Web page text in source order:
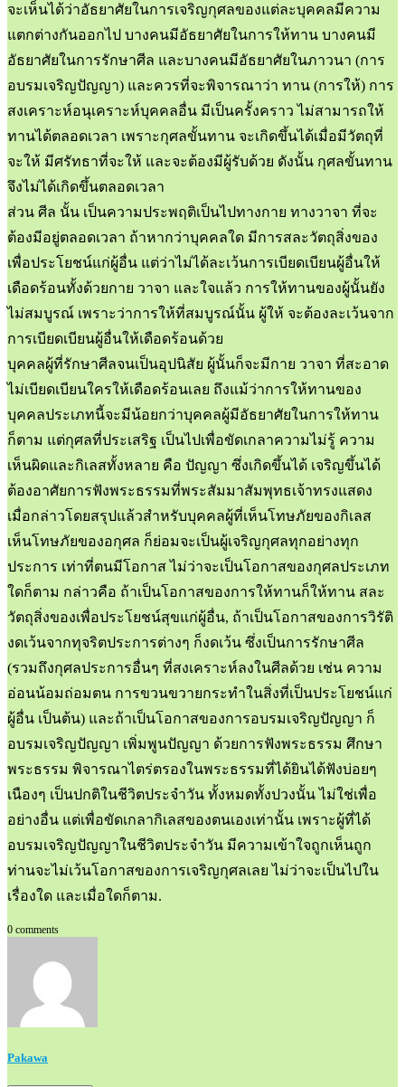
จะเห็นได้ว่าอัธยาศัยในการเจริญกุศลของแต่ละบุคคลมีความ
แตกต่างกันออกไป บางคนมีอัธยาศัยในการให้ทาน บางคนมี
อัธยาศัยในการรักษาศีล และบางคนมีอัธยาศัยในภาวนา (การ
อบรมเจริญปัญญา) และควรที่จะพิจารณาว่า ทาน (การให้) การ
สงเคราะห์อนุเคราะห์บุคคลอื่น มีเป็นครั้งคราว ไม่สามารถให้
ทานได้ตลอดเวลา เพราะกุศลขั้นทาน จะเกิดขึ้นได้เมื่อมีวัตถุที่
จะให้ มีศรัทธาที่จะให้ และจะต้องมีผู้รับด้วย ดังนั้น กุศลขั้นทาน
จึงไม่ได้เกิดขึ้นตลอดเวลา
ส่วน ศีล นั้น เป็นความประพฤติเป็นไปทางกาย ทางวาจา ที่จะ
ต้องมีอยู่ตลอดเวลา ถ้าหากว่าบุคคลใด มีการสละวัตถุสิ่งของ
เพื่อประโยชน์แก่ผู้อื่น แต่ว่าไม่ได้ละเว้นการเบียดเบียนผู้อื่นให้
เดือดร้อนทั้งด้วยกาย วาจา และใจแล้ว การให้ทานของผู้นั้นยัง
ไม่สมบูรณ์ เพราะว่าการให้ที่สมบูรณ์นั้น ผู้ให้ จะต้องละเว้นจาก
การเบียดเบียนผู้อื่นให้เดือดร้อนด้วย
บุคคลผู้ที่รักษาศีลจนเป็นอุปนิสัย ผู้นั้นก็จะมีกาย วาจา ที่สะอาด
ไม่เบียดเบียนใครให้เดือดร้อนเลย ถึงแม้ว่าการให้ทานของ
บุคคลประเภทนี้จะมีน้อยกว่าบุคคลผู้มีอัธยาศัยในการให้ทาน
ก็ตาม แต่กุศลที่ประเสริฐ เป็นไปเพื่อขัดเกลาความไม่รู้ ความ
เห็นผิดและกิเลสทั้งหลาย คือ ปัญญา ซึ่งเกิดขึ้นได้ เจริญขึ้นได้
ต้องอาศัยการฟังพระธรรมที่พระสัมมาสัมพุทธเจ้าทรงแสดง
เมื่อกล่าวโดยสรุปแล้วสำหรับบุคคลผู้ที่เห็นโทษภัยของกิเลส
เห็นโทษภัยของอกุศล ก็ย่อมจะเป็นผู้เจริญกุศลทุกอย่างทุก
ประการ เท่าที่ตนมีโอกาส ไม่ว่าจะเป็นโอกาสของกุศลประเภท
ใดก็ตาม กล่าวคือ ถ้าเป็นโอกาสของการให้ทานก็ให้ทาน สละ
วัตถุสิ่งของเพื่อประโยชน์สุขแก่ผู้อื่น, ถ้าเป็นโอกาสของการวิรัติ
งดเว้นจากทุจริตประการต่างๆ ก็งดเว้น ซึ่งเป็นการรักษาศีล
(รวมถึงกุศลประการอื่นๆ ที่สงเคราะห์ลงในศีลด้วย เช่น ความ
อ่อนน้อมถ่อมตน การขวนขวายกระทำในสิ่งที่เป็นประโยชน์แก่
ผู้อื่น เป็นต้น) และถ้าเป็นโอกาสของการอบรมเจริญปัญญา ก็
อบรมเจริญปัญญา เพิ่มพูนปัญญา ด้วยการฟังพระธรรม ศึกษา
พระธรรม พิจารณาไตร่ตรองในพระธรรมที่ได้ยินได้ฟังบ่อยๆ
เนืองๆ เป็นปกติในชีวิตประจำวัน ทั้งหมดทั้งปวงนั้น ไม่ใช่เพื่อ
อย่างอื่น แต่เพื่อขัดเกลากิเลสของตนเองเท่านั้น เพราะผู้ที่ได้
อบรมเจริญปัญญาในชีวิตประจำวัน มีความเข้าใจถูกเห็นถูก
ท่านจะไม่เว้นโอกาสของการเจริญกุศลเลย ไม่ว่าจะเป็นไปใน
เรื่องใด และเมื่อใดก็ตาม.
0 comments
Pakawa